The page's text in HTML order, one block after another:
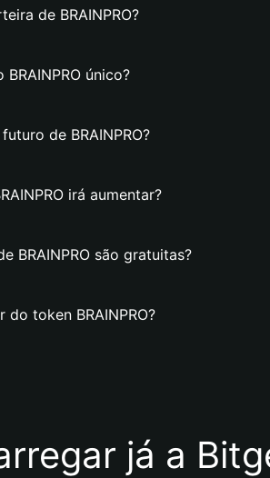
de BRAINPRO?
único?
de BRAINPRO?
irá aumentar?
BRAINPRO são gratuitas?
do token BRAINPRO?
já a